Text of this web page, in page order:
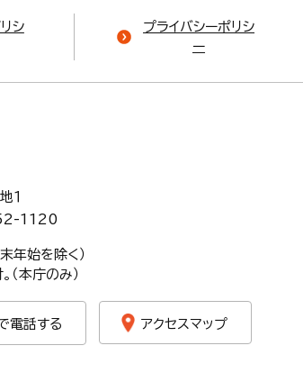
シ
プライバシーポリシ
ー
１
1120
年始を除く）
本庁のみ）
電話する アクセスマップ